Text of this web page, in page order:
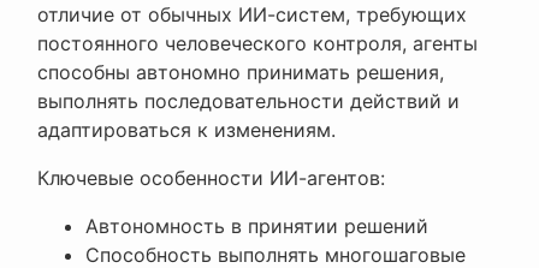
отличие от обычных ИИ-систем, требующих
постоянного человеческого контроля, агенты
способны автономно принимать решения,
выполнять последовательности действий и
адаптироваться к изменениям.
Ключевые особенности ИИ-агентов:
Автономность в принятии решений
Способность выполнять многошаговые